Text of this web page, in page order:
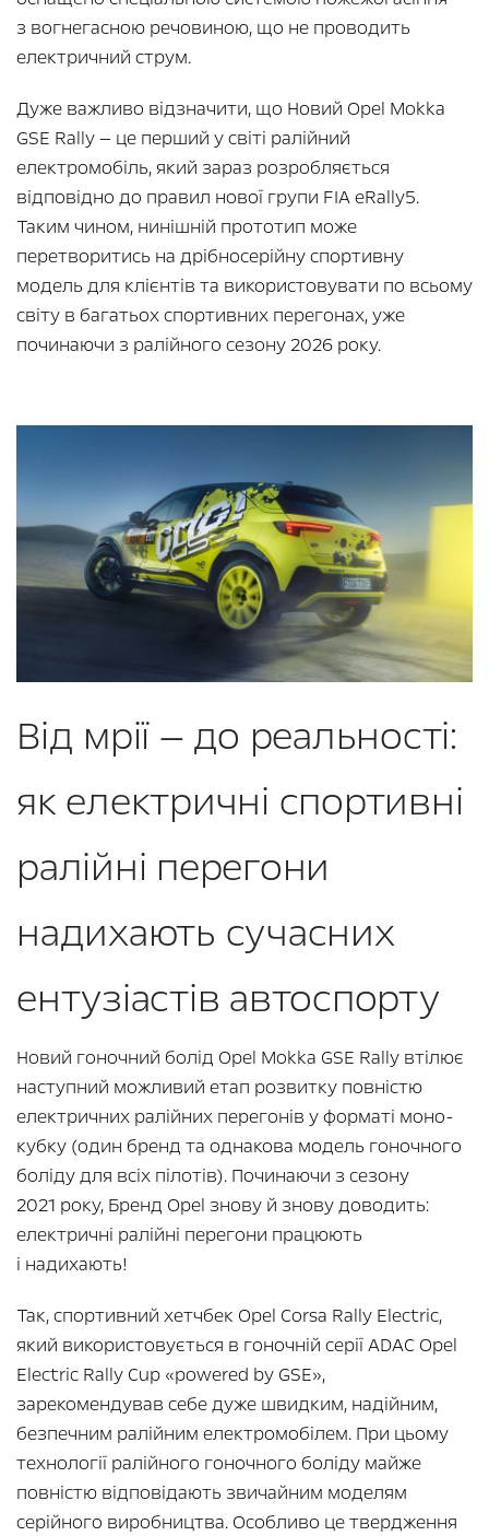
з вогнегасною речовиною, що не проводить
електричний струм.
Дуже важливо відзначити, що Новий Opel Mokka
GSE Rally — це перший у світі ралійний
електромобіль, який зараз розробляється
відповідно до правил нової групи FIA eRally5.
Таким чином, нинішній прототип може
перетворитись на дрібносерійну спортивну
модель для клієнтів та використовувати по всьому
світу в багатьох спортивних перегонах, уже
починаючи з ралійного сезону 2026 року.
Від мрії — до реальності:
як електричні спортивні
ралійні перегони
надихають сучасних
ентузіастів автоспорту
Новий гоночний болід Opel Mokka GSE Rally втілює
наступний можливий етап розвитку повністю
електричних ралійних перегонів у форматі моно-
кубку (один бренд та однакова модель гоночного
боліду для всіх пілотів). Починаючи з сезону
2021 року, Бренд Opel знову й знову доводить:
електричні ралійні перегони працюють
і надихають!
Так, спортивний хетчбек Opel Corsa Rally Electric,
який використовується в гоночній серії ADAC Opel
Electric Rally Cup «powered by GSE»,
зарекомендував себе дуже швидким, надійним,
безпечним ралійним електромобілем. При цьому
технології ралійного гоночного боліду майже
повністю відповідають звичайним моделям
серійного виробництва. Особливо це твердження